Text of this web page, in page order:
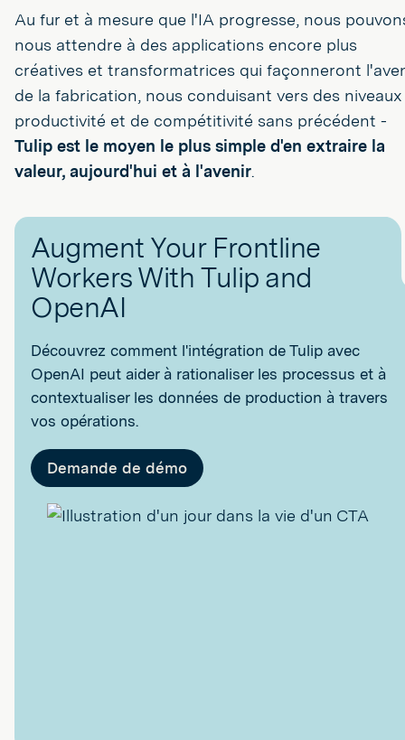
Au fur et à mesure que l'IA progresse, nous
nous attendre à des applications encore plus
créatives et transformatrices qui façonneront
de la fabrication, nous conduisant vers des
productivité et de compétitivité sans précédent -
Tulip est le moyen le plus simple d'en extraire la
valeur, aujourd'hui et à l'avenir.
Augment Your Frontline
Workers With Tulip and
OpenAI
Découvrez comment l'intégration de Tulip avec
OpenAI peut aider à rationaliser les processus et à
contextualiser les données de production à travers
vos opérations.
Demande de démo